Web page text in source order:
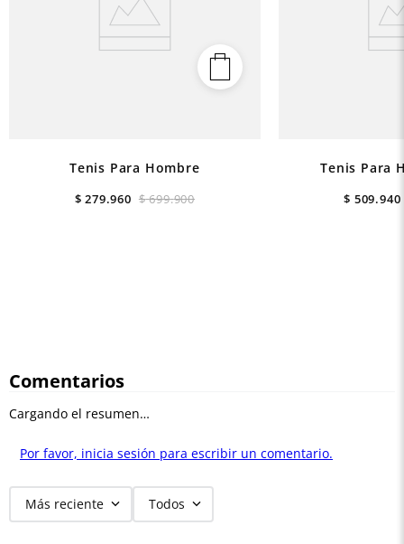
Tenis Para Hombre
$ 699.900
$ 279.960
Tenis Para
$ 509.940
Comentarios
Cargando el resumen…
Por favor, inicia sesión para escribir un comentario.
Más reciente Todos